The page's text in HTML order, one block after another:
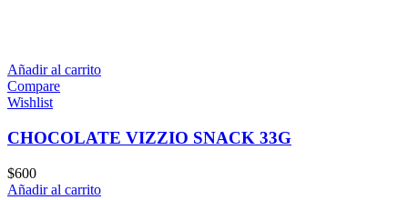
Añadir al carrito
Compare
Wishlist
CHOCOLATE VIZZIO SNACK 33G
$600
Añadir al carrito